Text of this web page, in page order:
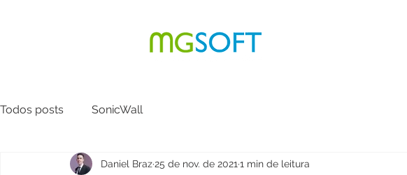
Todos posts SonicWall
Daniel Braz25 de nov. de 2021 1 min de leitura